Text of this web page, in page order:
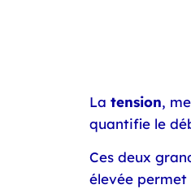
La tension,
quantifie le
Ces deux
élevée permet